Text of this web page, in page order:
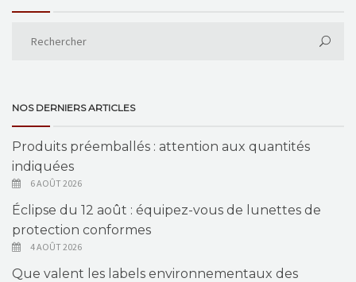
NOS DERNIERS ARTICLES
Produits préemballés : attention aux quantités
indiquées
6 AOÛT 2026
Éclipse du 12 août : équipez-vous de lunettes de
protection conformes
4 AOÛT 2026
Que valent les labels environnementaux des